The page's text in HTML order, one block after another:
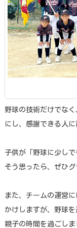
野球の技術だけでな
にし、感謝できる人
子供が「野球に少し
そう思ったら、ぜひグ
また、チームの運営
かけしますが、野球
親子の時間を過ごしま